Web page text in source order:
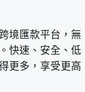
境匯款平台，無
快速、安全、低
更多，享受更高